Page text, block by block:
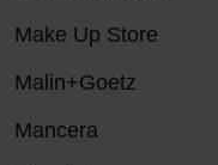
Make Up Store
Malin+Goetz
Mancera